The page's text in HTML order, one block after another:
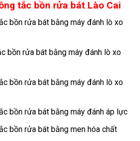
tắc bồn rửa bát Lào Cai
bồn rửa bát bằng máy đánh lò xo
bồn rửa bát bằng máy đánh lò xo
bồn rửa bát bằng máy đánh lò xo
bồn rửa bát bằng máy đánh áp lực
bồn rửa bát bằng men hóa chất